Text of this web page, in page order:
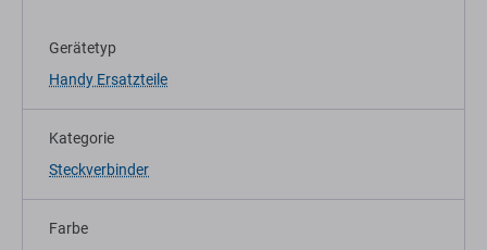
Gerätetyp
Handy Ersatzteile
Kategorie
Steckverbinder
Farbe